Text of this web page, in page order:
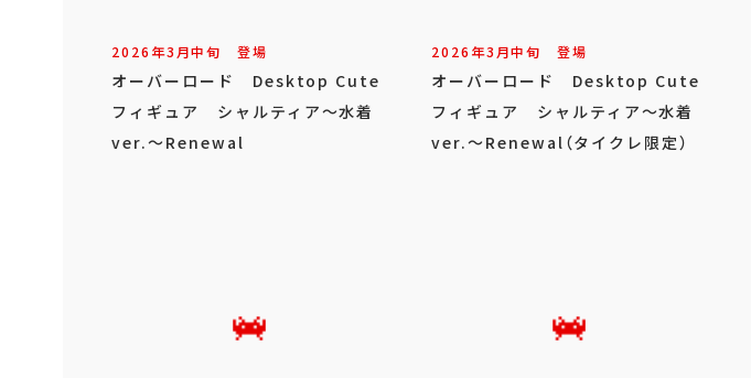
2026年3月中旬 登場
オーバーロード Desktop Cute
フィギュア シャルティア～水着
ver.～Renewal
2026年3月中旬 登場
オーバーロード Desktop Cute
フィギュア シャルティア～水着
ver.～Renewal（タイクレ限定）